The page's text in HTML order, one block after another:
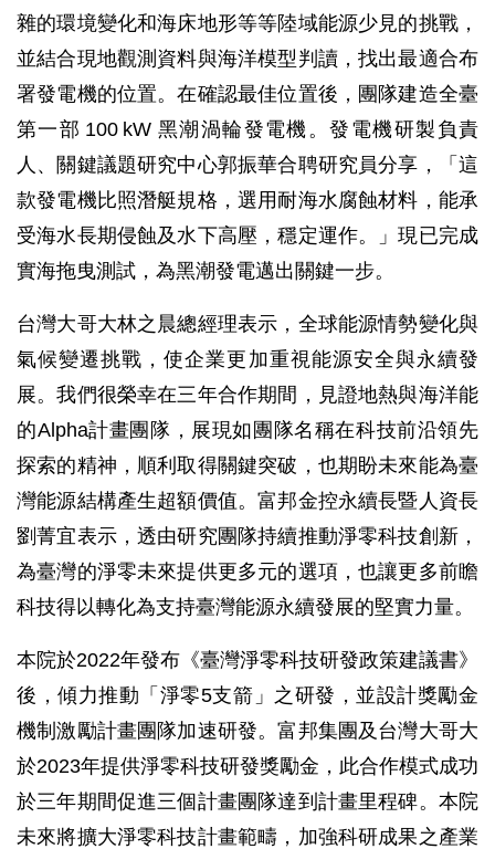
雜的環境變化和海床地形等等陸域能源少見的挑戰，
並結合現地觀測資料與海洋模型判讀，找出最適合布
署發電機的位置。在確認最佳位置後，團隊建造全臺
第一部 100 kW 黑潮渦輪發電機。發電機研製負責
人、關鍵議題研究中心郭振華合聘研究員分享，「這
款發電機比照潛艇規格，選用耐海水腐蝕材料，能承
受海水長期侵蝕及水下高壓，穩定運作。」現已完成
實海拖曳測試，為黑潮發電邁出關鍵一步。
台灣大哥大林之晨總經理表示，全球能源情勢變化與
氣候變遷挑戰，使企業更加重視能源安全與永續發
展。我們很榮幸在三年合作期間，見證地熱與海洋能
的Alpha計畫團隊，展現如團隊名稱在科技前沿領先
探索的精神，順利取得關鍵突破，也期盼未來能為臺
灣能源結構產生超額價值。富邦金控永續長暨人資長
劉菁宜表示，透由研究團隊持續推動淨零科技創新，
為臺灣的淨零未來提供更多元的選項，也讓更多前瞻
科技得以轉化為支持臺灣能源永續發展的堅實力量。
本院於2022年發布《臺灣淨零科技研發政策建議書》
後，傾力推動「淨零5支箭」之研發，並設計獎勵金
機制激勵計畫團隊加速研發。富邦集團及台灣大哥大
於2023年提供淨零科技研發獎勵金，此合作模式成功
於三年期間促進三個計畫團隊達到計畫里程碑。本院
未來將擴大淨零科技計畫範疇，加強科研成果之產業